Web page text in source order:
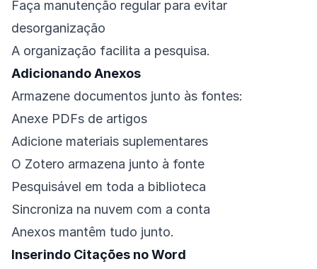
Faça manutenção regular para evitar
desorganização
A organização facilita a pesquisa.
Adicionando Anexos
Armazene documentos junto às fontes:
Anexe PDFs de artigos
Adicione materiais suplementares
O Zotero armazena junto à fonte
Pesquisável em toda a biblioteca
Sincroniza na nuvem com a conta
Anexos mantêm tudo junto.
Inserindo Citações no Word